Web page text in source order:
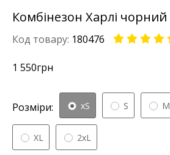
Комбінезон Харлі чорний
Код товару: 180476
1 550грн
Розміри: xS S M
XL 2xL